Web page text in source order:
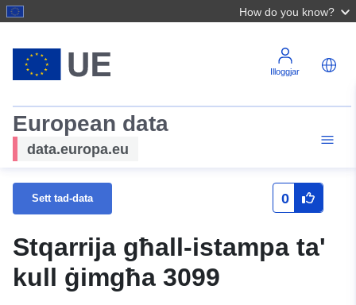
How do you know?
Illoggjar
European data
data.europa.eu
Sett tad-data 0
Stqarrija għall-istampa ta'
kull ġimgħa 3099